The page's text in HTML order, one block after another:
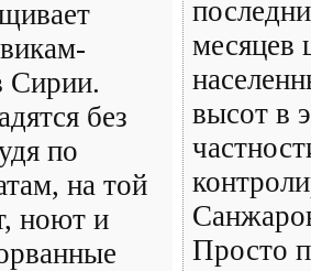
Сирии.
без
по
на той
ноют и
месяцев
высот в
Просто